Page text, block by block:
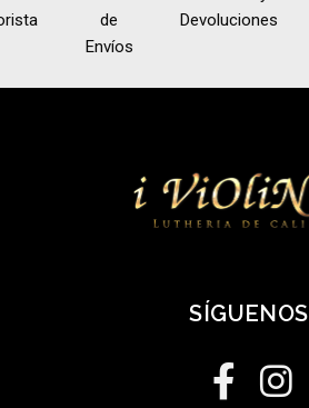
de
Envíos
Devoluciones
SÍGUENOS